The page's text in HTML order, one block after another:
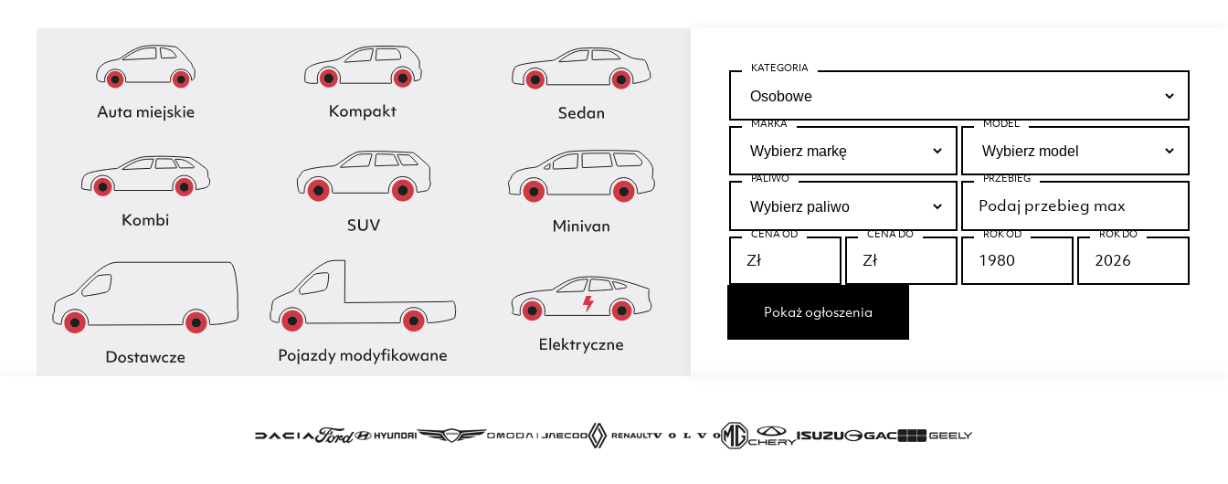
KATEGORIA
MARKA MODEL
PALIWO PRZEBIEG
CENA OD CENA DO ROK OD ROK DO
Pokaż ogłoszenia